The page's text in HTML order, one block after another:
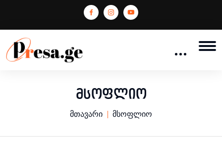
მსოფლიო
მთავარი მსოფლიო